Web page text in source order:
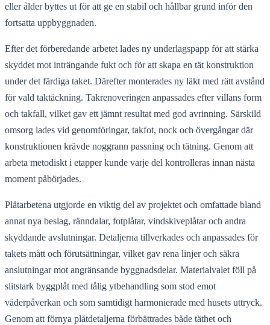
eller ålder byttes ut för att ge en stabil och hållbar grund inför den
fortsatta uppbyggnaden.
Efter det förberedande arbetet lades ny underlagspapp för att stärka
skyddet mot inträngande fukt och för att skapa en tät konstruktion
under det färdiga taket. Därefter monterades ny läkt med rätt avstånd
för vald taktäckning. Takrenoveringen anpassades efter villans form
och takfall, vilket gav ett jämnt resultat med god avrinning. Särskild
omsorg lades vid genomföringar, takfot, nock och övergångar där
konstruktionen krävde noggrann passning och tätning. Genom att
arbeta metodiskt i etapper kunde varje del kontrolleras innan nästa
moment påbörjades.
Plåtarbetena utgjorde en viktig del av projektet och omfattade bland
annat nya beslag, ränndalar, fotplåtar, vindskiveplåtar och andra
skyddande avslutningar. Detaljerna tillverkades och anpassades för
takets mått och förutsättningar, vilket gav rena linjer och säkra
anslutningar mot angränsande byggnadsdelar. Materialvalet föll på
slitstark byggplåt med tålig ytbehandling som stod emot
väderpåverkan och som samtidigt harmonierade med husets uttryck.
Genom att förnya plåtdetaljerna förbättrades både täthet och